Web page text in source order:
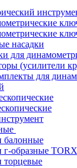
насадки
для
(усилители
для
балонные
образные